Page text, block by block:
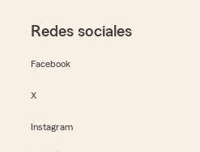
Redes sociales
Facebook
X
Instagram